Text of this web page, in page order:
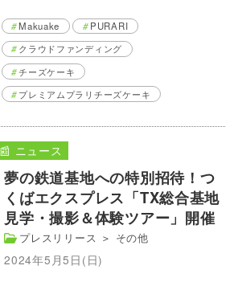
Makuake
PURARI
クラウドファンディング
チーズケーキ
プレミアムプラリチーズケーキ
夢の鉄道基地への特別招待！つ
くばエクスプレス「TX総合基地
見学・撮影＆体験ツアー」開催
プレスリリース ＞ その他
2024年5月5日(日)
📰 ニュース